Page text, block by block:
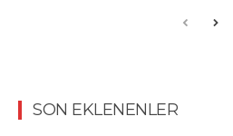
SON EKLENENLER